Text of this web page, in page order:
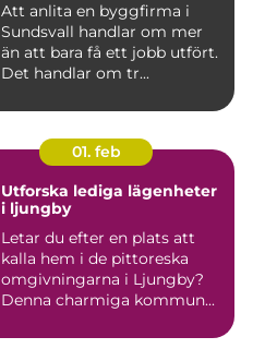
Att anlita en byggfirma i
Sundsvall handlar om mer
än att bara få ett jobb utfört.
Det handlar om tr...
01. feb
Utforska lediga lägenheter
i ljungby
Letar du efter en plats att
kalla hem i de pittoreska
omgivningarna i Ljungby?
Denna charmiga kommun...